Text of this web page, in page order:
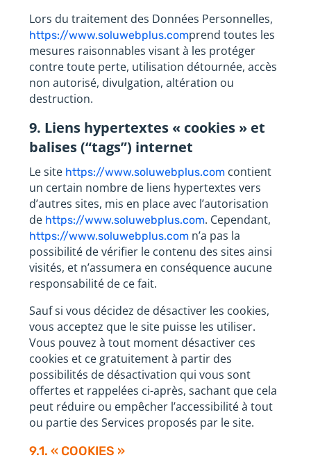
Lors du traitement des Données Personnelles,
https://www.soluwebplus.comprend toutes les
mesures raisonnables visant à les protéger
contre toute perte, utilisation détournée, accès
non autorisé, divulgation, altération ou
destruction.
9. Liens hypertextes « cookies » et
balises (“tags”) internet
Le site https://www.soluwebplus.com contient
un certain nombre de liens hypertextes vers
d’autres sites, mis en place avec l’autorisation
de https://www.soluwebplus.com. Cependant,
https://www.soluwebplus.com n’a pas la
possibilité de vérifier le contenu des sites ainsi
visités, et n’assumera en conséquence aucune
responsabilité de ce fait.
Sauf si vous décidez de désactiver les cookies,
vous acceptez que le site puisse les utiliser.
Vous pouvez à tout moment désactiver ces
cookies et ce gratuitement à partir des
possibilités de désactivation qui vous sont
offertes et rappelées ci-après, sachant que cela
peut réduire ou empêcher l’accessibilité à tout
ou partie des Services proposés par le site.
9.1. « COOKIES »